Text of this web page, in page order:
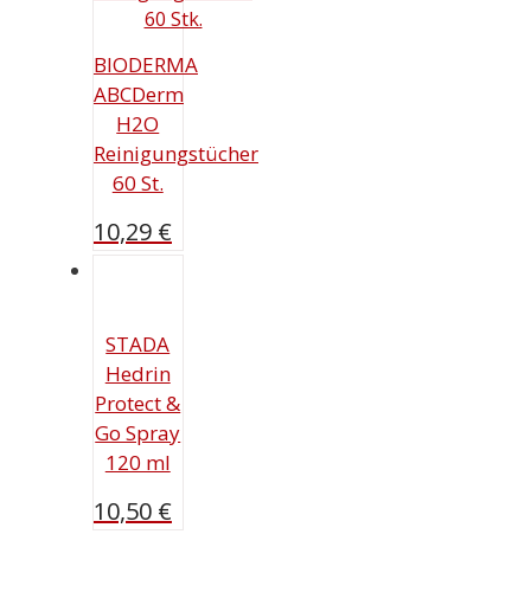
BIODERMA
ABCDerm
H2O
Reinigungstücher
60 St.
10,29 €
STADA
Hedrin
Protect &
Go Spray
120 ml
10,50 €